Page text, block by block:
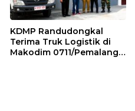
KDMP Randudongkal
Terima Truk Logistik di
Makodim 0711/Pemalang